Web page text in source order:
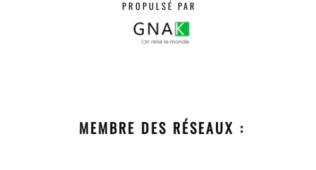
PROPULSÉ PAR
MEMBRE DES RÉSEAUX :